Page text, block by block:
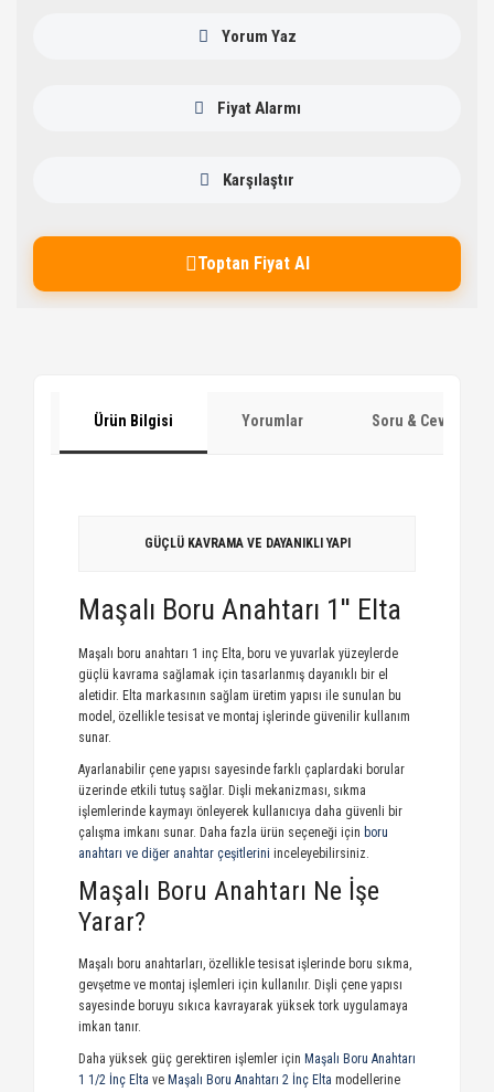
Yorum Yaz
Fiyat Alarmı
Karşılaştır
Toptan Fiyat Al
Ürün Bilgisi Yorumlar Soru & Cevap
GÜÇLÜ KAVRAMA VE DAYANIKLI YAPI
Maşalı Boru Anahtarı 1'' Elta
Maşalı boru anahtarı 1 inç Elta, boru ve yuvarlak yüzeylerde
güçlü kavrama sağlamak için tasarlanmış dayanıklı bir el
aletidir. Elta markasının sağlam üretim yapısı ile sunulan bu
model, özellikle tesisat ve montaj işlerinde güvenilir kullanım
sunar.
Ayarlanabilir çene yapısı sayesinde farklı çaplardaki borular
üzerinde etkili tutuş sağlar. Dişli mekanizması, sıkma
işlemlerinde kaymayı önleyerek kullanıcıya daha güvenli bir
çalışma imkanı sunar. Daha fazla ürün seçeneği için boru
anahtarı ve diğer anahtar çeşitlerini inceleyebilirsiniz.
Maşalı Boru Anahtarı Ne İşe
Yarar?
Maşalı boru anahtarları, özellikle tesisat işlerinde boru sıkma,
gevşetme ve montaj işlemleri için kullanılır. Dişli çene yapısı
sayesinde boruyu sıkıca kavrayarak yüksek tork uygulamaya
imkan tanır.
Daha yüksek güç gerektiren işlemler için Maşalı Boru Anahtarı
1 1/2 İnç Elta ve Maşalı Boru Anahtarı 2 İnç Elta modellerine